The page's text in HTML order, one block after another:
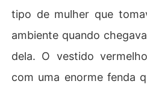
tipo de mulher que
ambiente quando
dela. O vestido
com uma enorme fenda